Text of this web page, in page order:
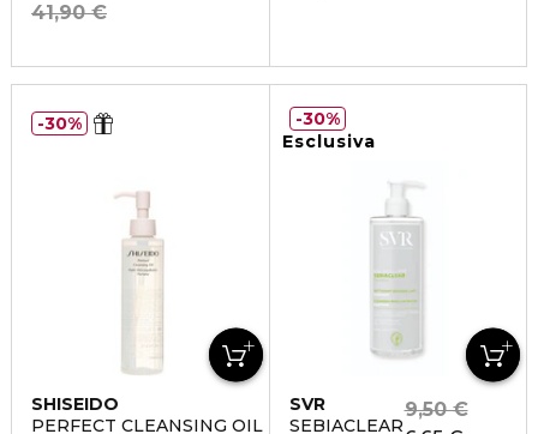
41,90 €
SHISEIDO
PERFECT CLEANSING OIL
30%
Esclusiva
SVR
SEBIACLEAR
9,50 €
30%